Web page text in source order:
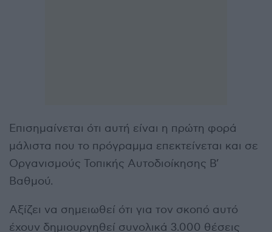
Επισημαίνεται ότι αυτή είναι η πρώτη φορά
μάλιστα που το πρόγραμμα επεκτείνεται και σε
Οργανισμούς Τοπικής Αυτοδιοίκησης Β’
Βαθμού.
Αξίζει να σημειωθεί ότι για τον σκοπό αυτό
έχουν δημιουργηθεί συνολικά 3.000 θέσεις